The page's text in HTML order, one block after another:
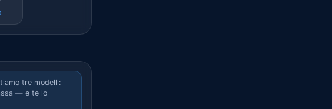
tre modelli:
— e te lo